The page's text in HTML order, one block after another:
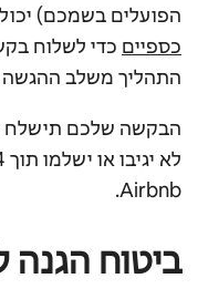
הפועלים בשמכם)
כספיים כדי לשלוח
התהליך משלב
הבקשה שלכם תישלח
Airbnb.
ביטוח הגנה